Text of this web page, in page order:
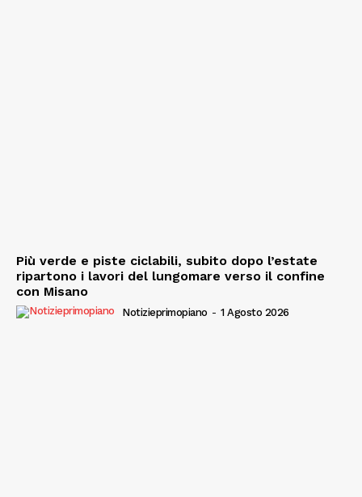
Più verde e piste ciclabili, subito dopo l’estate
ripartono i lavori del lungomare verso il confine
con Misano
Notizieprimopiano - 1 Agosto 2026